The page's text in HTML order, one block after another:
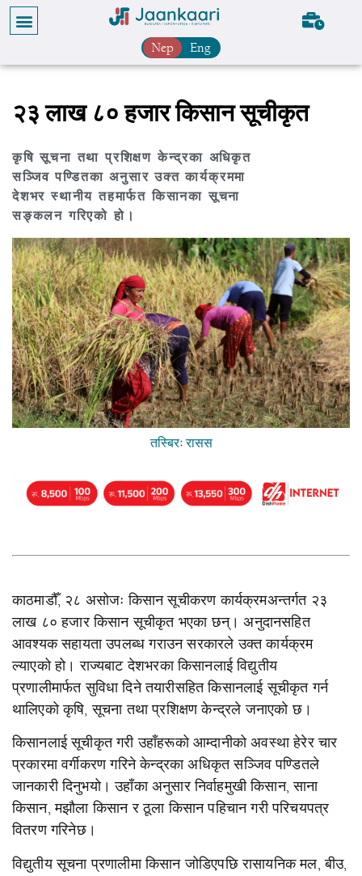
Nep Eng
२३ लाख ८० हजार किसान सूचीकृत
कृषि सूचना तथा प्रशिक्षण केन्द्रका अधिकृत
सञ्जिव पण्डितका अनुसार उक्त कार्यक्रममा
देशभर स्थानीय तहमार्फत किसानका सूचना
सङ्कलन गरिएको हो।
तस्बिरः रासस
काठमाडौँ, २८ असोजः किसान सूचीकरण कार्यक्रमअन्तर्गत २३
लाख ८० हजार किसान सूचीकृत भएका छन्। अनुदानसहित
आवश्यक सहायता उपलब्ध गराउन सरकारले उक्त कार्यक्रम
ल्याएको हो। राज्यबाट देशभरका किसानलाई विद्युतीय
प्रणालीमार्फत सुविधा दिने तयारीसहित किसानलाई सूचीकृत गर्न
थालिएको कृषि, सूचना तथा प्रशिक्षण केन्द्रले जनाएको छ।
किसानलाई सूचीकृत गरी उहाँहरूको आम्दानीको अवस्था हेरेर चार
प्रकारमा वर्गीकरण गरिने केन्द्रका अधिकृत सञ्जिव पण्डितले
जानकारी दिनुभयो। उहाँका अनुसार निर्वाहमुखी किसान, साना
किसान, मझौला किसान र ठूला किसान पहिचान गरी परिचयपत्र
वितरण गरिनेछ।
विद्युतीय सूचना प्रणालीमा किसान जोडिएपछि रासायनिक मल, बीउ,